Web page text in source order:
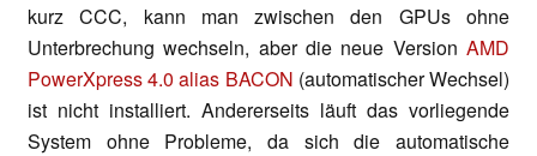
kurz CCC, kann man zwischen den GPUs ohne
Unterbrechung wechseln, aber die neue Version AMD
PowerXpress 4.0 alias BACON (automatischer Wechsel)
ist nicht installiert. Andererseits läuft das vorliegende
System ohne Probleme, da sich die automatische